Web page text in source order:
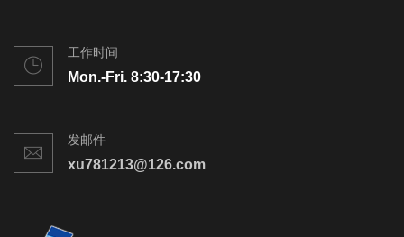
工作时间
Mon.-Fri. 8:30-17:30
发邮件
xu781213@126.com